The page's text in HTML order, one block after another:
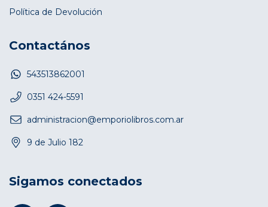
Política de Devolución
Contactános
543513862001
0351 424-5591
administracion@emporiolibros.com.ar
9 de Julio 182
Sigamos conectados